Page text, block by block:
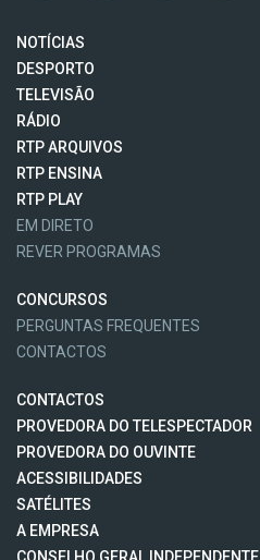
NOTÍCIAS
DESPORTO
TELEVISÃO
RÁDIO
RTP ARQUIVOS
RTP ENSINA
RTP PLAY
EM DIRETO
REVER PROGRAMAS
CONCURSOS
PERGUNTAS FREQUENTES
CONTACTOS
CONTACTOS
PROVEDORA DO TELESPECTADOR
PROVEDORA DO OUVINTE
ACESSIBILIDADES
SATÉLITES
A EMPRESA